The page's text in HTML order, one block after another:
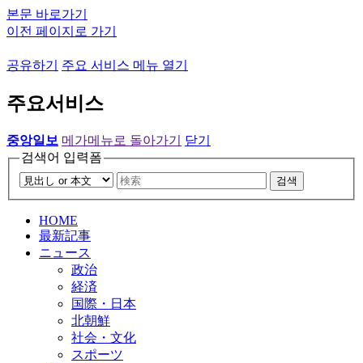
본문 바로가기
이전 페이지로 가기
공유하기 주요 서비스 메뉴 열기
주요서비스
중앙일보 메가메뉴로 돌아가기
닫기
검색어 입력폼
검색
HOME
最新記事
ニュース
政治
経済
国際・日本
北朝鮮
社会・文化
スポーツ